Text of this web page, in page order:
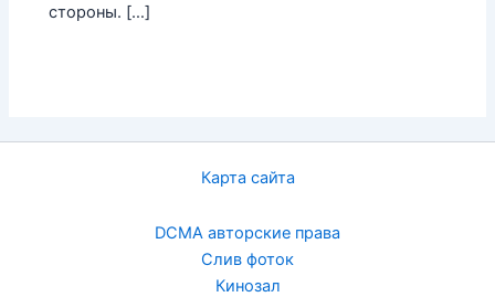
стороны. […]
Карта сайта
DCMA авторские права
Слив фоток
Кинозал